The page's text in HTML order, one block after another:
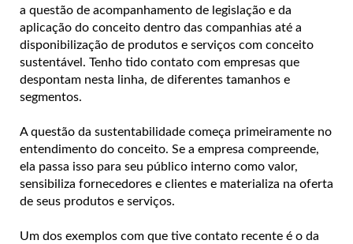
a questão de acompanhamento de legislação e da
aplicação do conceito dentro das companhias até a
disponibilização de produtos e serviços com conceito
sustentável. Tenho tido contato com empresas que
despontam nesta linha, de diferentes tamanhos e
segmentos.
A questão da sustentabilidade começa primeiramente no
entendimento do conceito. Se a empresa compreende,
ela passa isso para seu público interno como valor,
sensibiliza fornecedores e clientes e materializa na oferta
de seus produtos e serviços.
Um dos exemplos com que tive contato recente é o da